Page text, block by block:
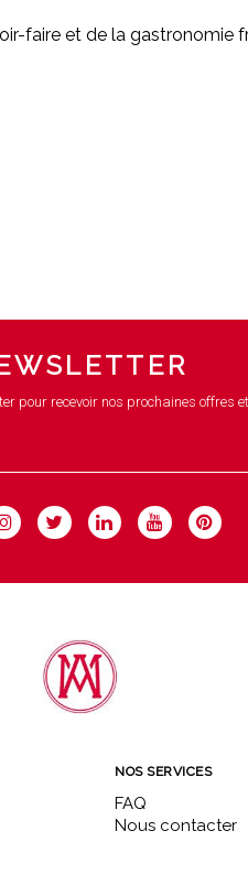
faire et de la gastronomie
pour recevoir nos prochaines offres
NOS SERVICES
FAQ
Nous contacter